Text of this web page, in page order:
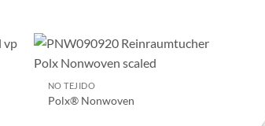
NO TEJIDO
Polx® Nonwoven